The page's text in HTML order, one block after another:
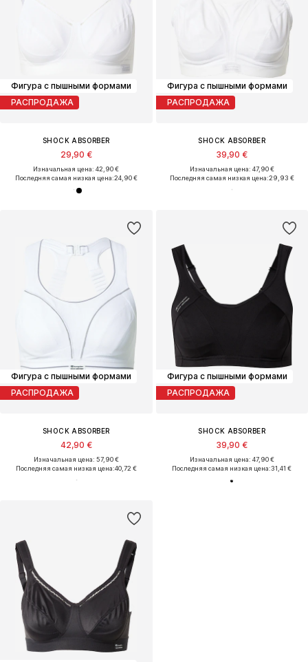
Фигура с пышными формами
РАСПРОДАЖА
SHOCK ABSORBER
29,90 €
Изначальная цена: 42,90 €
Последняя самая низкая цена:24,90 €
Фигура с пышными формами
РАСПРОДАЖА
SHOCK ABSORBER
39,90 €
Изначальная цена: 47,90 €
Последняя самая низкая цена:29,93 €
Фигура с пышными формами
РАСПРОДАЖА
SHOCK ABSORBER
42,90 €
Изначальная цена: 57,90 €
Последняя самая низкая цена:40,72 €
Фигура с пышными формами
РАСПРОДАЖА
SHOCK ABSORBER
39,90 €
Изначальная цена: 47,90 €
Последняя самая низкая цена:31,41 €